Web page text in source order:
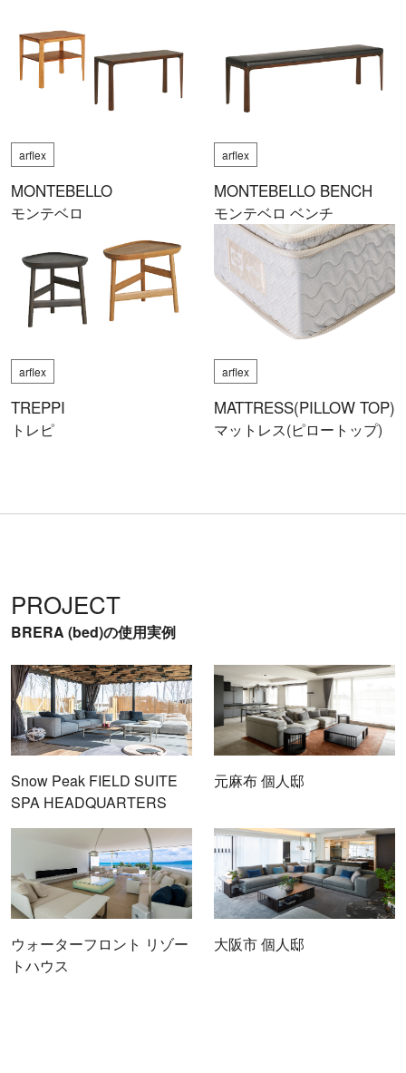
arflex
MONTEBELLO
モンテベロ
arflex
MONTEBELLO BENCH
モンテベロ ベンチ
arflex
TREPPI
トレピ
arflex
MATTRESS(PILLOW TOP)
マットレス(ピロートップ)
PROJECT
BRERA (bed)の使用実例
Snow Peak FIELD SUITE
SPA HEADQUARTERS
元麻布 個人邸
ウォーターフロント リゾー
トハウス
大阪市 個人邸